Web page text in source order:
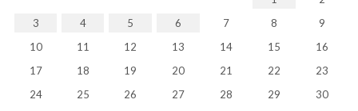
3
4 5 6 7 8
9
10
11 12 13 14 15
16
17
18 19 20 21 22
23
24
25 26 27 28 29
30